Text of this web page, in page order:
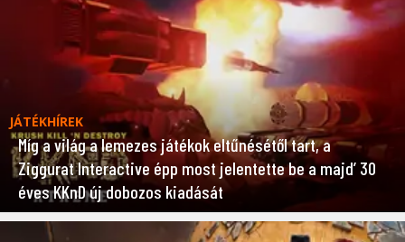
JÁTÉKHÍREK
Míg a világ a lemezes játékok eltűnésétől tart, a
Ziggurat Interactive épp most jelentette be a majd’ 30
éves KKnD új dobozos kiadását